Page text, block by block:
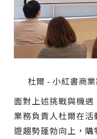
杜爾 - 小紅書商
面對上述挑戰與機
業務負責人杜爾在
遊趨勢蓬勃向上，